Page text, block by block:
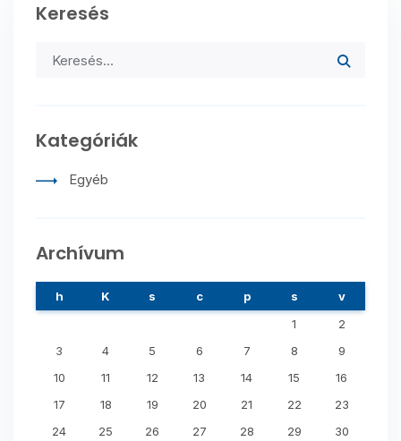
Keresés
Kategóriák
Egyéb
Archívum
h K s c p s
v
1
2
3
4 5 6 7 8
9
10
11 12 13 14 15
16
17
18 19 20 21 22
23
24
25 26 27 28 29 30